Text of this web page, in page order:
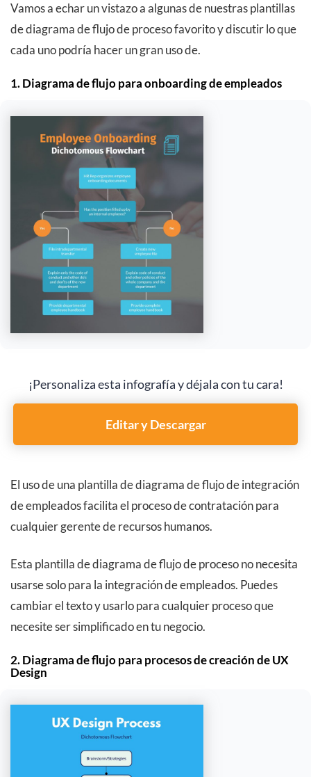
Vamos a echar un vistazo a algunas de nuestras plantillas
de diagrama de flujo de proceso favorito y discutir lo que
cada uno podría hacer un gran uso de.
1. Diagrama de flujo para onboarding de empleados
¡Personaliza esta infografía y déjala con tu cara!
Editar y Descargar
El uso de una plantilla de diagrama de flujo de integración
de empleados facilita el proceso de contratación para
cualquier gerente de recursos humanos.
Esta plantilla de diagrama de flujo de proceso no necesita
usarse solo para la integración de empleados. Puedes
cambiar el texto y usarlo para cualquier proceso que
necesite ser simplificado en tu negocio.
2. Diagrama de flujo para procesos de creación de UX
Design